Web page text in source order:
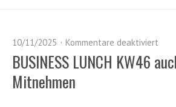
10/11/2025 Kommentare deaktiviert
BUSINESS LUNCH KW46
Mitnehmen